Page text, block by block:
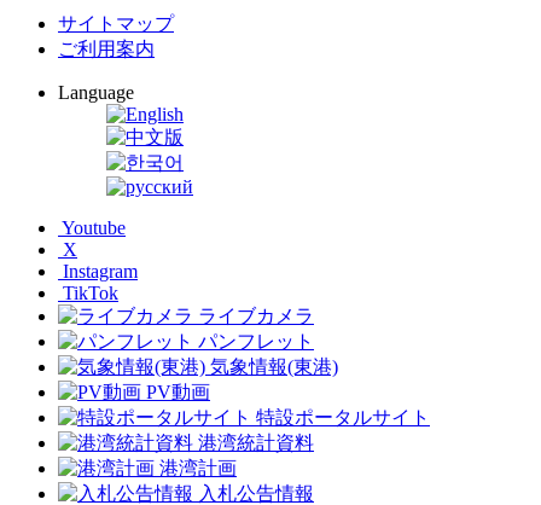
サイトマップ
ご利用案内
Language
Youtube
X
Instagram
TikTok
ライブカメラ
パンフレット
気象情報(東港)
PV動画
特設ポータルサイト
港湾統計資料
港湾計画
入札公告情報